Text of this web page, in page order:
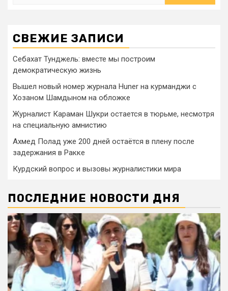
СВЕЖИЕ ЗАПИСИ
Себахат Тунджель: вместе мы построим
демократическую жизнь
Вышел новый номер журнала Huner на курманджи с
Хозаном Шамдыном на обложке
Журналист Караман Шукри остается в тюрьме, несмотря
на специальную амнистию
Ахмед Полад уже 200 дней остаётся в плену после
задержания в Ракке
Курдский вопрос и вызовы журналистики мира
ПОСЛЕДНИЕ НОВОСТИ ДНЯ